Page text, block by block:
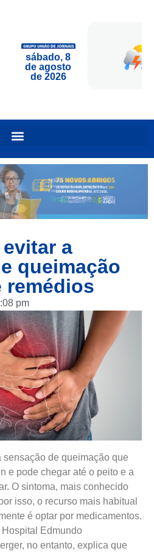
sábado, 8
de agosto
de 2026
a
queimação
remédios
pm
de queimação que
e pode chegar até o peito e a
O sintoma, mais conhecido
isso, o recurso mais habitual
é optar por medicamentos.
Edmundo
no entanto, explica que